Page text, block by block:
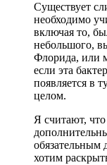
Существует
необходимо
включая то,
небольшого,
Флорида, или
если эта
появляется в
целом.
Я считают, что
обязательным
хотим